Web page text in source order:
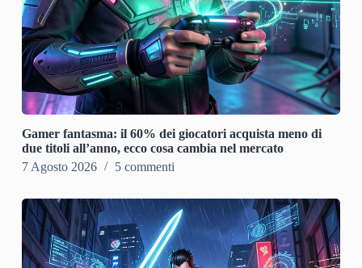
Gamer fantasma: il 60% dei giocatori acquista meno di
due titoli all’anno, ecco cosa cambia nel mercato
7 Agosto 2026
5 commenti